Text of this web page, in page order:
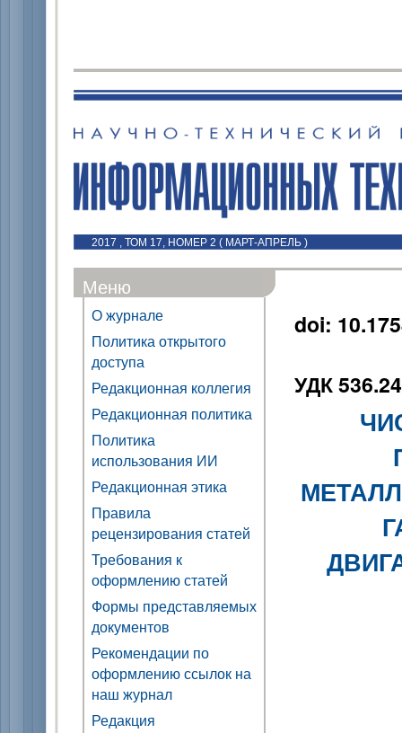
2017 , ТОМ 17, НОМЕР 2 ( МАРТ-АПРЕЛЬ )
Меню
О журнале
Политика открытого
доступа
Редакционная коллегия
Редакционная политика
Политика
использования ИИ
Редакционная этика
Правила
рецензирования статей
Требования к
оформлению статей
Формы представляемых
документов
Рекомендации по
оформлению ссылок на
наш журнал
Редакция
doi:
УДК